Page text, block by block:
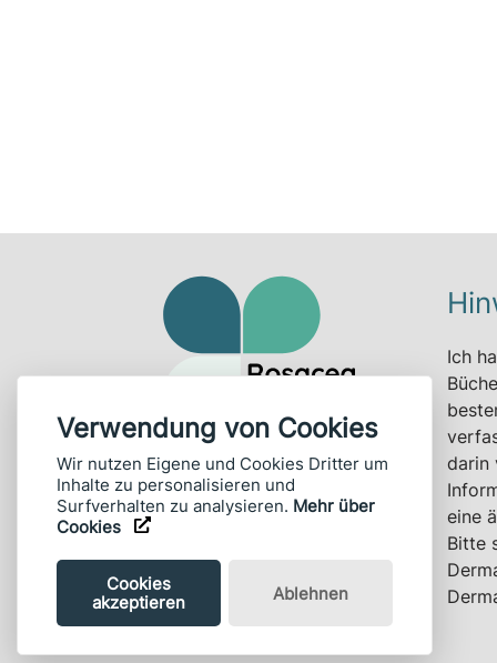
Ich
darin
eine
Bitte
Copyright 2026
Verwendung von Cookies
Wir nutzen Eigene und Cookies Dritter um
Inhalte zu personalisieren und
Surfverhalten zu analysieren. Mehr über
Cookies
Cookies
akzeptieren
Ablehnen